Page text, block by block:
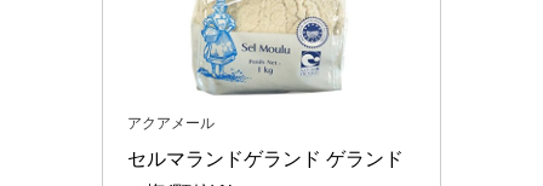
アクアメール
セルマランドゲランド ゲランド